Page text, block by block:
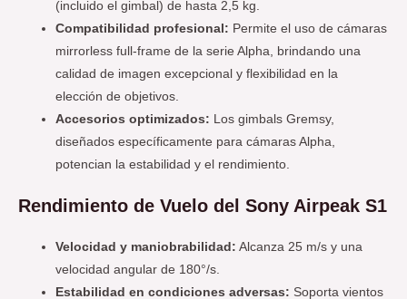
(incluido el gimbal) de hasta 2,5 kg.
Compatibilidad profesional: Permite el uso de cámaras
mirrorless full-frame de la serie Alpha, brindando una
calidad de imagen excepcional y flexibilidad en la
elección de objetivos.
Accesorios optimizados: Los gimbals Gremsy,
diseñados específicamente para cámaras Alpha,
potencian la estabilidad y el rendimiento.
Rendimiento de Vuelo del Sony Airpeak S1
Velocidad y maniobrabilidad: Alcanza 25 m/s y una
velocidad angular de 180°/s.
Estabilidad en condiciones adversas: Soporta vientos